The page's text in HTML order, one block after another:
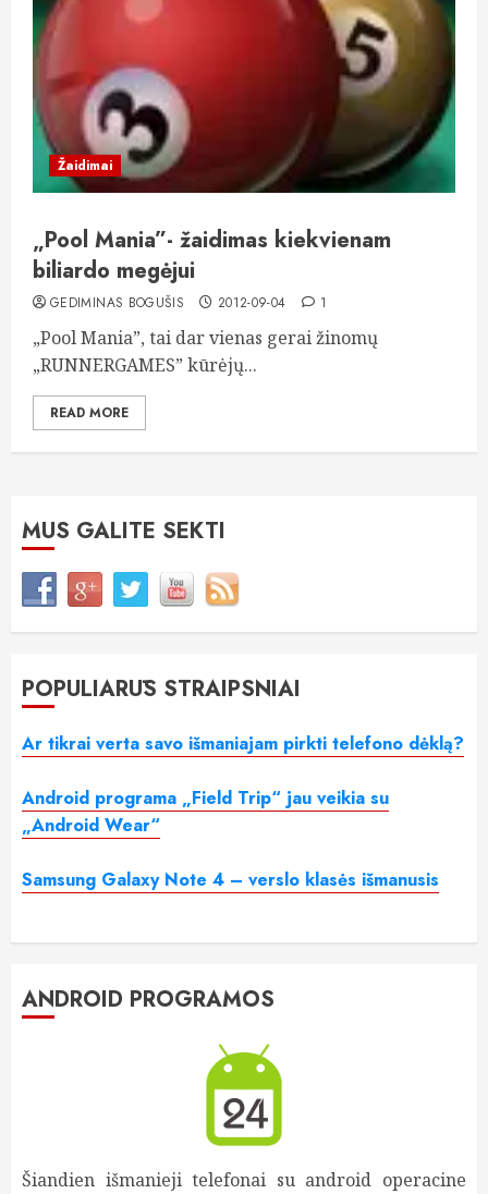
Žaidimai
„Pool Mania”- žaidimas kiekvienam
biliardo megėjui
GEDIMINAS BOGUŠIS 2012-09-04 1
„Pool Mania”, tai dar vienas gerai žinomų
„RUNNERGAMES” kūrėjų...
READ MORE
MUS GALITE SEKTI
POPULIARŪS STRAIPSNIAI
Ar tikrai verta savo išmaniajam pirkti telefono dėklą?
Android programa „Field Trip“ jau veikia su
„Android Wear“
Samsung Galaxy Note 4 – verslo klasės išmanusis
ANDROID PROGRAMOS
Šiandien išmanieji telefonai su android operacine